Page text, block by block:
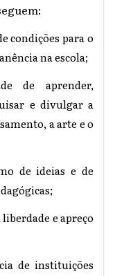
condições para o
na escola;
de aprender,
e divulgar a
a arte e o
de ideias e de
e apreço
de instituições